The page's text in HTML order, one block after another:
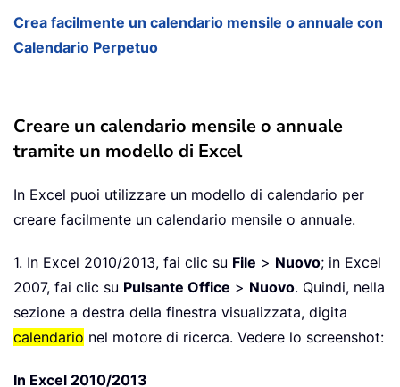
Crea facilmente un calendario mensile o annuale con
Calendario Perpetuo
Creare un calendario mensile o annuale
tramite un modello di Excel
In Excel puoi utilizzare un modello di calendario per
creare facilmente un calendario mensile o annuale.
1. In Excel 2010/2013, fai clic su File > Nuovo; in Excel
2007, fai clic su Pulsante Office > Nuovo. Quindi, nella
sezione a destra della finestra visualizzata, digita
calendario nel motore di ricerca. Vedere lo screenshot:
In Excel 2010/2013